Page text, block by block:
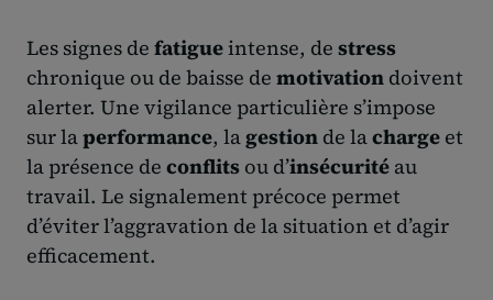
Les signes de fatigueintense, de stress
chronique ou de baisse de motivation doivent
alerter. Une vigilance particulière s’impose
sur laperformance, lagestion de lacharge et
la présence de conflits ou d’insécurité au
travail. Le signalement précoce permet
d’éviter l’aggravation de la situation et d’agir
efficacement.